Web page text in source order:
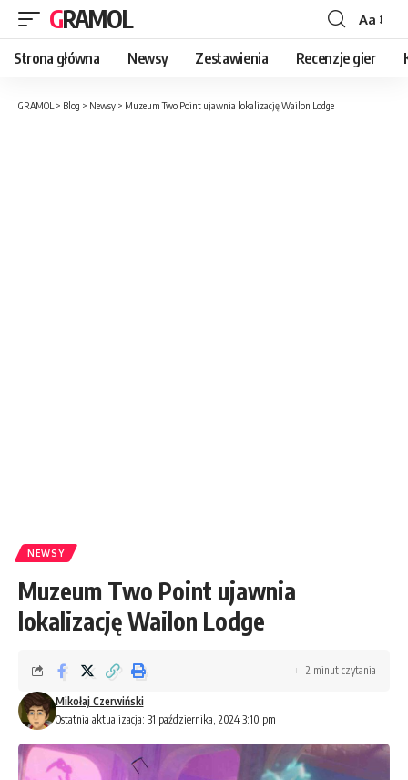
GRAMOL Aa
Strona główna Newsy Zestawienia Recenzje gier
GRAMOL > Blog > Newsy > Muzeum Two Point ujawnia lokalizację Wailon Lodge
NEWSY
Muzeum Two Point ujawnia
lokalizację Wailon Lodge
Ostatnia aktualizacja: 31 października, 2024 3:10 pm
Mikołaj Czerwiński
2 minut czytania